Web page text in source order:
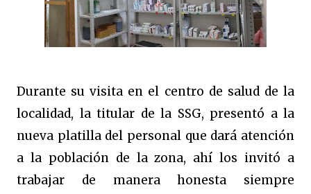
Durante su visita en el centro de salud de la
localidad, la titular de la SSG, presentó a la
nueva platilla del personal que dará atención
a la población de la zona, ahí los invitó a
trabajar de manera honesta siempre